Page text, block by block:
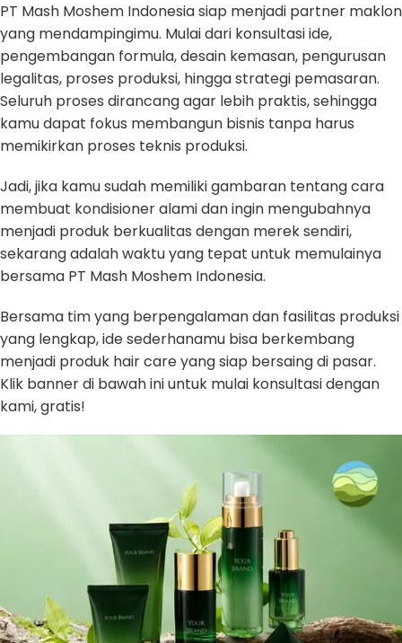
PT Mash Moshem Indonesia siap menjadi partner maklon
yang mendampingimu. Mulai dari konsultasi ide,
pengembangan formula, desain kemasan, pengurusan
legalitas, proses produksi, hingga strategi pemasaran.
Seluruh proses dirancang agar lebih praktis, sehingga
kamu dapat fokus membangun bisnis tanpa harus
memikirkan proses teknis produksi.
Jadi, jika kamu sudah memiliki gambaran tentang cara
membuat kondisioner alami dan ingin mengubahnya
menjadi produk berkualitas dengan merek sendiri,
sekarang adalah waktu yang tepat untuk memulainya
bersama PT Mash Moshem Indonesia.
Bersama tim yang berpengalaman dan fasilitas produksi
yang lengkap, ide sederhanamu bisa berkembang
menjadi produk hair care yang siap bersaing di pasar.
Klik banner di bawah ini untuk mulai konsultasi dengan
kami, gratis!